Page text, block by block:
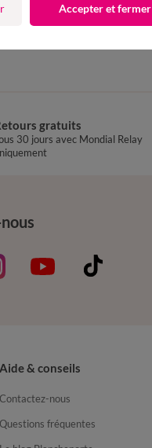
gratuits
30 jours avec Mondial Relay
Aide & conseils
Contactez-nous
Questions fréquentes
Accepter et fermer